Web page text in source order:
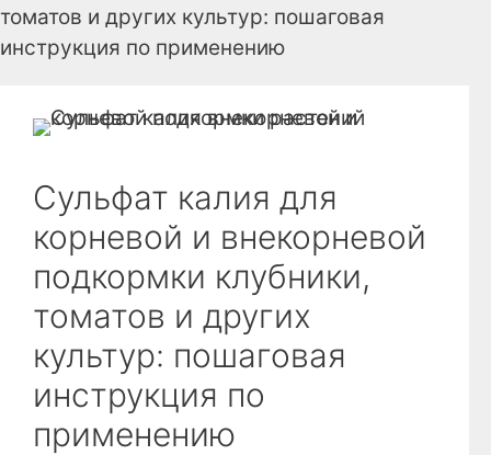
томатов и других культур: пошаговая
инструкция по применению
Сульфат калия для
корневой и внекорневой
подкормки клубники,
томатов и других
культур: пошаговая
инструкция по
применению